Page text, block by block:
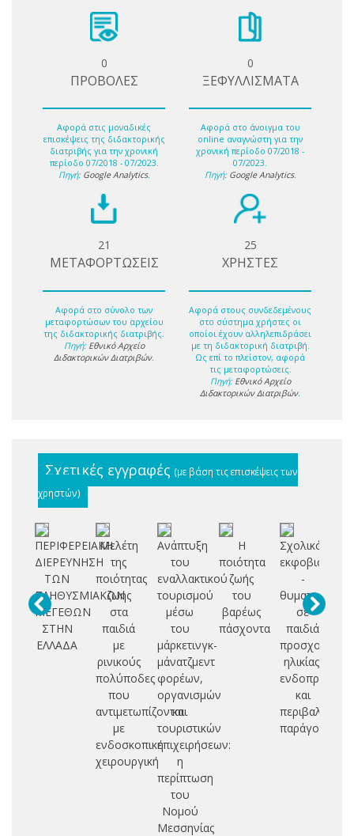
0
ΠΡΟΒΟΛΕΣ
Αφορά στις μοναδικές
επισκέψεις της διδακτορικής
διατριβής για την χρονική
περίοδο 07/2018 - 07/2023.
Πηγή: Google Analytics.
0
ΞΕΦΥΛΛΙΣΜΑΤΑ
Αφορά στο άνοιγμα του
online αναγνώστη για την
χρονική περίοδο 07/2018 -
07/2023.
Πηγή: Google Analytics.
21
ΜΕΤΑΦΟΡΤΩΣΕΙΣ
Αφορά στο σύνολο των
μεταφορτώσων του αρχείου
της διδακτορικής διατριβής.
Πηγή: Εθνικό Αρχείο
Διδακτορικών Διατριβών.
25
ΧΡΗΣΤΕΣ
Αφορά στους συνδεδεμένους
στο σύστημα χρήστες οι
οποίοι έχουν αλληλεπιδράσει
με τη διδακτορική διατριβή.
Ως επί το πλείστον, αφορά
τις μεταφορτώσεις.
Πηγή: Εθνικό Αρχείο
Διδακτορικών Διατριβών.
Σχετικές εγγραφές (με βάση τις επισκέψεις των
χρηστών)
ΠΕΡΙΦΕΡΕΙΑΚΗ
ΔΙΕΡΕΥΝΗΣΗ
ΤΩΝ
ΠΛΗΘΥΣΜΙΑΚΩΝ
ΜΕΓΕΘΩΝ
ΣΤΗΝ
ΕΛΛΑΔΑ
Μελέτη
της
ποιότητας
ζωής
στα
παιδιά
με
ρινικούς
πολύποδες
που
αντιμετωπίζονται
με
ενδοσκοπική
χειρουργική
Ανάπτυξη
του
εναλλακτικού
τουρισμού
μέσω
του
μάρκετινγκ-
μάνατζμεντ
φορέων,
οργανισμών
και
τουριστικών
επιχειρήσεων:
η
περίπτωση
του
Νομού
Μεσσηνίας
Η
ποιότητα
ζωής
του
βαρέως
πάσχοντα
Σχολικός
εκφοβισμός
-
σε
παιδιά
προσχολικής
ηλικίας:
και
παράγοντες